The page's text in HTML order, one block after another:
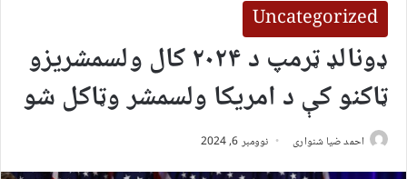
Uncategorized
ډونالډ ټرمپ د ۲۰۲۴ کال ولسمشریزو
ټاکنو کې د امریکا ولسمشر وټاکل شو
احمد ضیا شنواری نوومبر 6, 2024